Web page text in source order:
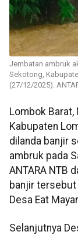
Jembatan ambruk
Sekotong,
(27/12/2025).
Lombok Barat,
Kabupaten
dilanda banjir
ambruk pada
ANTARA NTB
banjir
Desa Eat
Selanjutnya